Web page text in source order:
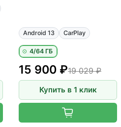
Android 13 CarPlay
4/64 ГБ
19 029 ₽
15 900 ₽
Купить в 1 клик